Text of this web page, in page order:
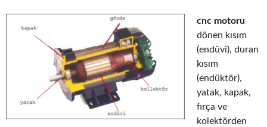
cnc motoru
dönen kısım
(endüvi), duran
kısım
(endüktör),
yatak, kapak,
fırça ve
kolektörden